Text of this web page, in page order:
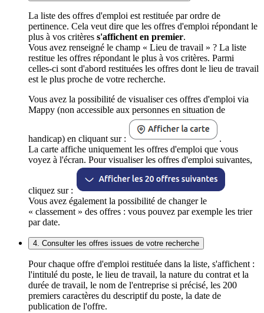
La liste des offres d'emploi est restituée par ordre de
pertinence. Cela veut dire que les offres d'emploi répondant le
plus à vos critères s'affichent en premier.
Vous avez renseigné le champ « Lieu de travail » ? La liste
restitue les offres répondant le plus à vos critères. Parmi
celles-ci sont d'abord restituées les offres dont le lieu de travail
est le plus proche de votre recherche.
Vous avez la possibilité de visualiser ces offres d'emploi via
Mappy (non accessible aux personnes en situation de
handicap) en cliquant sur :
.
La carte affiche uniquement les offres d'emploi que vous
voyez à l'écran. Pour visualiser les offres d'emploi suivantes,
cliquez sur :
Vous avez également la possibilité de changer le
« classement » des offres : vous pouvez par exemple les trier
par date.
4. Consulter les offres issues de votre recherche
Pour chaque offre d'emploi restituée dans la liste, s'affichent :
l'intitulé du poste, le lieu de travail, la nature du contrat et la
durée de travail, le nom de l'entreprise si précisé, les 200
premiers caractères du descriptif du poste, la date de
publication de l'offre.